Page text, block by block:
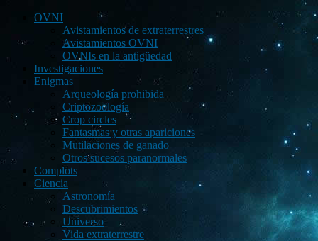
OVNI
Avistamientos de extraterrestres
Avistamientos OVNI
OVNIs en la antigüedad
Investigaciones
Enigmas
Arqueología prohibida
Criptozoología
Crop circles
Fantasmas y otras apariciones
Mutilaciones de ganado
Otros sucesos paranormales
Complots
Ciencia
Astronomía
Descubrimientos
Universo
Vida extraterrestre